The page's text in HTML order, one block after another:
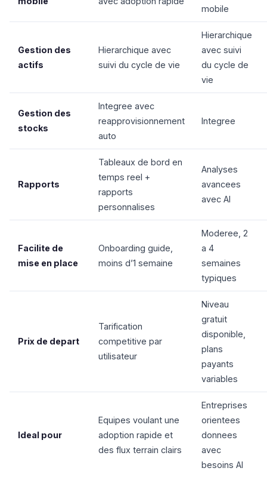
mobile
Gestion des
actifs
Hierarchique avec
suivi du cycle de vie
Hierarchique
avec suivi
du cycle de
vie
Gestion des
stocks
Integree avec
reapprovisionnement
auto
Integree
Rapports
Tableaux de bord en
temps reel +
rapports
personnalises
Analyses
avancees
avec AI
Facilite de
mise en place
Onboarding guide,
moins d’1 semaine
Moderee, 2
a 4
semaines
typiques
Prix de depart
Tarification
competitive par
utilisateur
Niveau
gratuit
disponible,
plans
payants
variables
Ideal pour
Equipes voulant une
adoption rapide et
des flux terrain clairs
Entreprises
orientees
donnees
avec
besoins AI